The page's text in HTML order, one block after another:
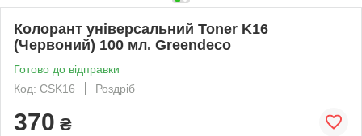
Колорант універсальний Toner K16
(Червоний) 100 мл. Greendeco
Готово до відправки
Код: CSK16
Роздріб
370 ₴